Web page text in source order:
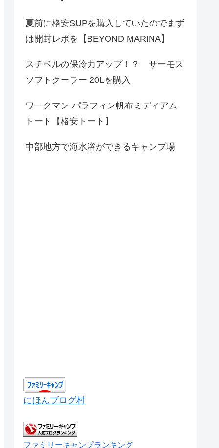
夏前に格安SUPを購入していたのでまず
は開封レポを【BEYOND MARINA】
スチベルの保冷力アップ！？ サーモス
ソフトクーラー 20Lを購入
ワークマン パラフィン帆布ミディアム
トート【格安トート】
中部地方で海水浴ができるキャンプ場
にほんブログ村
ファミリーキャンプランキング